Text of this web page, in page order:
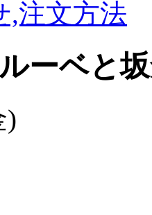
,注文方法
ーベと
)